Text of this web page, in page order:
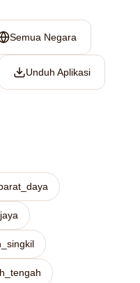
Semua Negara
Unduh Aplikasi